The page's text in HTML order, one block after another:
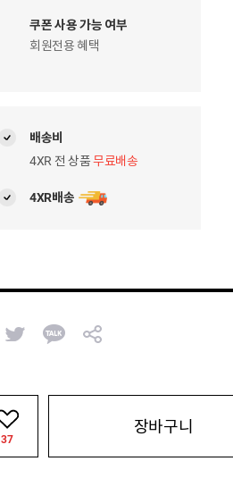
쿠폰 사용 가능 여부
회원전용 혜택
배송비
4XR 전 상품무료배송
4XR배송
트
위
카
카
공
유
장바구니
37